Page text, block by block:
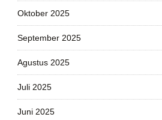
Oktober 2025
September 2025
Agustus 2025
Juli 2025
Juni 2025